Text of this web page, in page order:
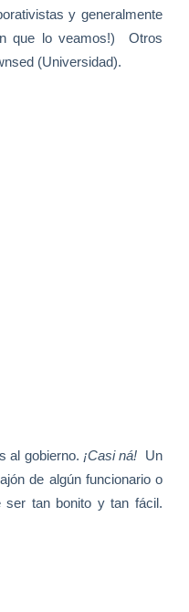
y generalmente
que lo veamos!)
Otros
(Universidad).
al gobierno. ¡Casi ná!
Un
de algún funcionario o
ser tan bonito y tan fácil.